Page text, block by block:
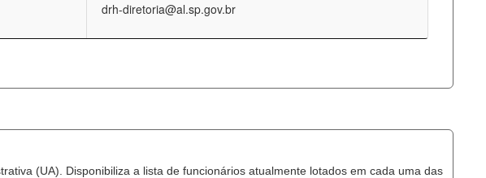
drh-diretoria@al.sp.gov.br
(UA). Disponibiliza a lista de funcionários atualmente lotados em cada uma das